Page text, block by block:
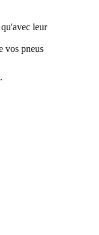
leur
vos pneus